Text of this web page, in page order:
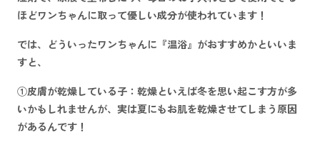
ほどワンちゃんに取って優しい成分が使われています！
では、どういったワンちゃんに『温浴』がおすすめかといいま
すと、
①皮膚が乾燥している子：乾燥といえば冬を思い起こす方が多
いかもしれませんが、実は夏にもお肌を乾燥させてしまう原因
があるんです！